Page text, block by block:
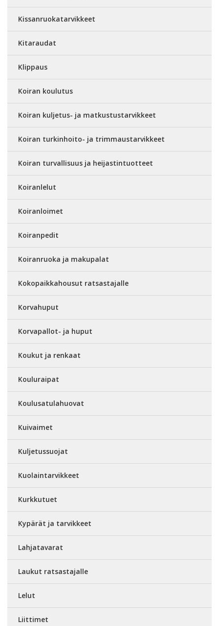
Kissanruokatarvikkeet
Kitaraudat
Klippaus
Koiran koulutus
Koiran kuljetus- ja matkustustarvikkeet
Koiran turkinhoito- ja trimmaustarvikkeet
Koiran turvallisuus ja heijastintuotteet
Koiranlelut
Koiranloimet
Koiranpedit
Koiranruoka ja makupalat
Kokopaikkahousut ratsastajalle
Korvahuput
Korvapallot- ja huput
Koukut ja renkaat
Kouluraipat
Koulusatulahuovat
Kuivaimet
Kuljetussuojat
Kuolaintarvikkeet
Kurkkutuet
Kypärät ja tarvikkeet
Lahjatavarat
Laukut ratsastajalle
Lelut
Liittimet